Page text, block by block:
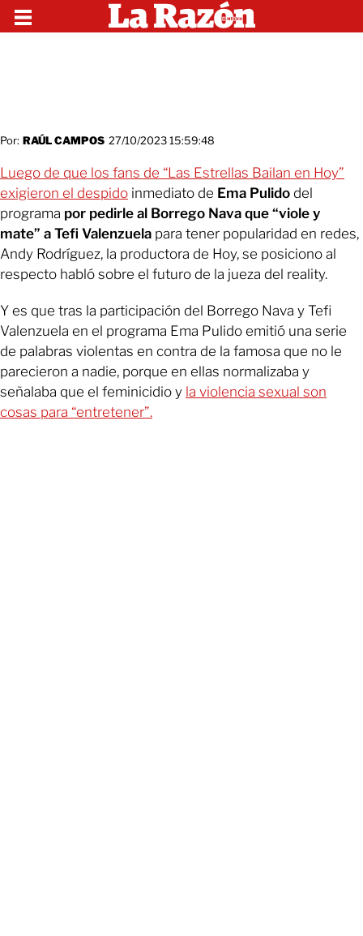
Por: RAÚL CAMPOS 27/10/2023 15:59:48
Luego de que los fans de “Las Estrellas Bailan en Hoy”
exigieron el despido inmediato de Ema Pulido del
programa por pedirle al Borrego Nava que “viole y
mate” a Tefi Valenzuela para tener popularidad en redes,
Andy Rodríguez, la productora de Hoy, se posiciono al
respecto habló sobre el futuro de la jueza del reality.
Y es que tras la participación del Borrego Nava y Tefi
Valenzuela en el programa Ema Pulido emitió una serie
de palabras violentas en contra de la famosa que no le
parecieron a nadie, porque en ellas normalizaba y
señalaba que el feminicidio y la violencia sexual son
cosas para “entretener”.